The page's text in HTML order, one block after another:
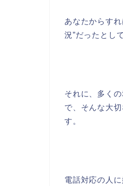
あなたからす
況”だったとし
それに、多く
で、そんな大
す。
電話対応の人